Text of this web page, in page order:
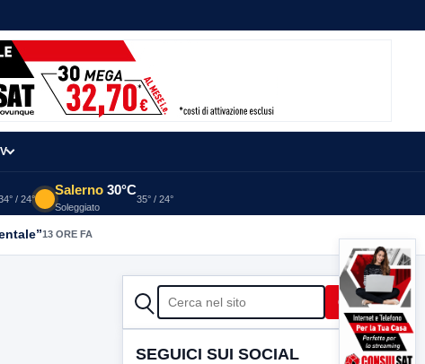
/ 24°
Salerno 30°C
Soleggiato
35° / 24°
13 ORE FA
CERCA Cerca
SEGUICI SUI SOCIAL